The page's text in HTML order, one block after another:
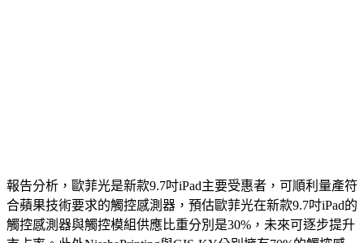
報告分析，歐菲光是新款9.7吋iPad主要受惠者，可順利量產符
合蘋果技術要求的觸控感測器，預估歐菲光在新款9.7吋iPad的
觸控感測器與觸控模組供應比重分別是30%，未來可逐步提升